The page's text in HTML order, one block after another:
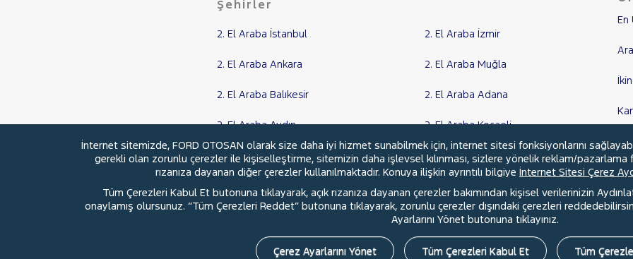
Topolino
Foton
Şehirler
2. El Araba İstanbul 2. El Araba İzmir
2. El Araba Ankara 2. El Araba Muğla
2. El Araba Balıkesir 2. El Araba Adana
2. El Araba Aydın 2. El Araba Kocaeli
2. El Araba Samsun Tüm Şehirler
En
© 2026 Ford Türkiye Hakkımızda Şartlar & Kişisel Verilerin Korunması
İnternet sitemizde, FORD OTOSAN olarak size daha iyi hizmet sunabilmek için, internet sitesi fonksiyonlarını
gerekli olan zorunlu çerezler ile kişiselleştirme, sitemizin daha işlevsel kılınması, sizlere yönelik reklam/pazarlama
rızanıza dayanan diğer çerezler kullanılmaktadır. Konuya ilişkin ayrıntılı bilgiye İnternet Sitesi Çerez
Tüm Çerezleri Kabul Et butonuna tıklayarak, açık rızanıza dayanan çerezler bakımından kişisel verilerinizin
onaylamış olursunuz. “Tüm Çerezleri Reddet” butonuna tıklayarak, zorunlu çerezler dışındaki çerezleri
Ayarlarını Yönet butonuna tıklayınız.
Çerez Ayarlarını Yönet Tüm Çerezleri Kabul Et Tüm